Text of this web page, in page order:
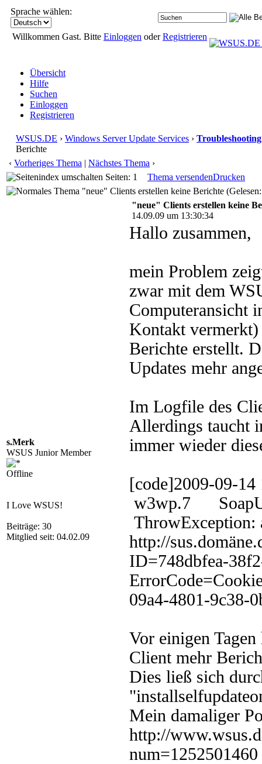
Sprache wählen:
Willkommen Gast. Bitte Einloggen oderRegistrieren
Übersicht
Hilfe
Suchen
Einloggen
Registrieren
WSUS.DE › Windows Server Update Services › Troubleshooting
Berichte
‹ Vorheriges Thema | Nächstes Thema ›
Seiten: 1
Thema versendenDrucken
"neue" Clients erstellen keine Berichte
s.Merk
WSUS Junior Member
Offline
I Love WSUS!
Beiträge: 30
Mitglied seit: 04.02.09
"neue" Clients erstellen keine
14.09.09 um 13:30:34
Hallo zusammen,
mein Problem
zwar mit dem
Computeransicht
Kontakt
Berichte erstellt.
Updates mehr
Im Logfile des
Allerdings taucht
immer wieder
[code]2009-09-
w3wp.7
ThrowException:
http://
ID=748dbfea-
09a4-4801-9c38-
Vor einigen
Client mehr
Dies ließ sich
Mein damaliger
http://
num=1252501460